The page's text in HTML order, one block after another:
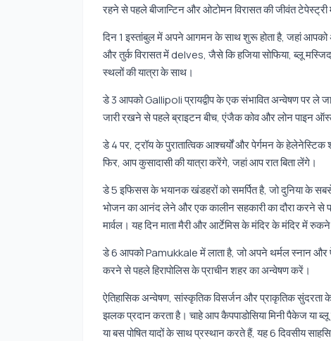
रहने से पहले बीजान्टिन और ओटोमन विरासत की जीवंत टेपेस्ट्री
दिन 1 इस्तांबुल में अपने आगमन के साथ शुरू होता है, जहां आपको
और तुर्क विरासत में delves, जैसे कि हजिया सोफिया, ब्लू
स्थलों की यात्रा के साथ।
डे 3 आपको Gallipoli प्रायद्वीप के एक संभावित अन्वेषण पर ले
जारी रखने से पहले ब्राइटन बीच, एंजैक कोव और लोन पाइन
डे 4 पर, ट्रॉय के पुरातात्विक आश्चर्यों और पेर्गमन के
फिर, आप कुसादासी की यात्रा करेंगे, जहां आप रात बिता लेंगे।
डे 5 इफिसस के भयानक खंडहरों को समर्पित है, जो दुनिया के
भोजन का आनंद लेने और एक कालीन सहकारी का दौरा करने
मार्वल। यह दिन माता मैरी और आर्टेमिस के मंदिर के मंदिर में
डे 6 आपको Pamukkale में लाता है, जो अपने थर्मल स्नान और
करने से पहले हिरापोलिस के प्राचीन शहर का अन्वेषण करें।
ऐतिहासिक अन्वेषण, सांस्कृतिक विसर्जन और प्राकृतिक सुंदरता
झलक प्रदान करता है। चाहे आप कैपपाडोसिया मिनी पैकेज या
या बस पोषित यादों के साथ प्रस्थान करते हैं, यह 6 दिवसीय